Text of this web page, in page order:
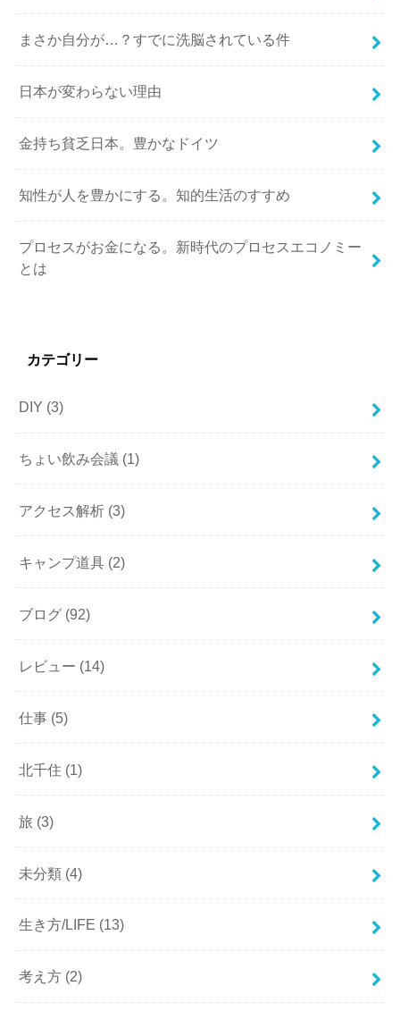
まさか自分が…？すでに洗脳されている件
日本が変わらない理由
金持ち貧乏日本。豊かなドイツ
知性が人を豊かにする。知的生活のすすめ
プロセスがお金になる。新時代のプロセスエコノミー
とは
カテゴリー
DIY (3)
ちょい飲み会議 (1)
アクセス解析 (3)
キャンプ道具 (2)
ブログ (92)
レビュー (14)
仕事 (5)
北千住 (1)
旅 (3)
未分類 (4)
生き方/LIFE (13)
考え方 (2)